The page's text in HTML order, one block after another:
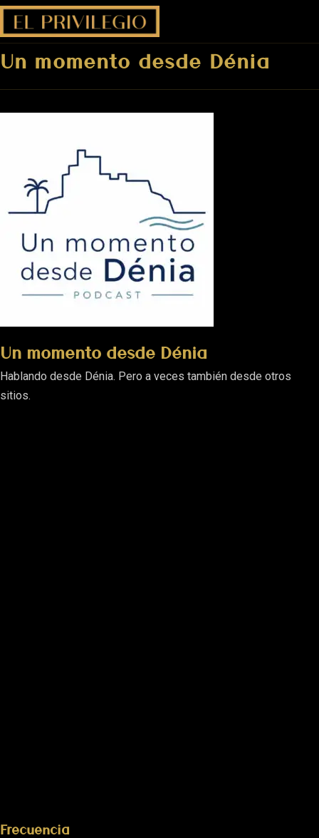
Un momento desde Dénia
Un momento desde Dénia
Hablando desde Dénia. Pero a veces también desde otros
sitios.
Frecuencia